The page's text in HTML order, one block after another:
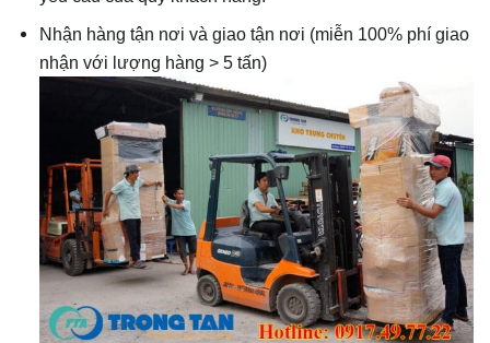
Nhận hàng tận nơi và giao tận nơi (miễn 100% phí giao
nhận với lượng hàng > 5 tấn)